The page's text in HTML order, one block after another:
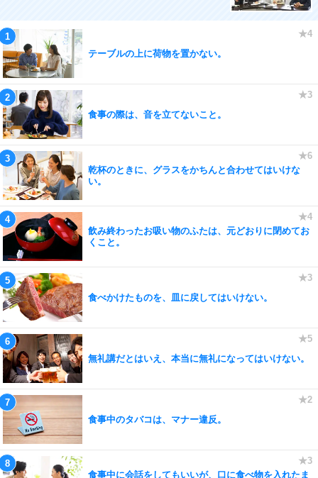
テーブルの上に荷物を置かない。
食事の際は、音を立てないこと。
乾杯のときに、グラスをかちんと合わせてはいけな
い。
飲み終わったお吸い物のふたは、元どおりに閉めてお
くこと。
食べかけたものを、皿に戻してはいけない。
無礼講だとはいえ、本当に無礼になってはいけない。
食事中のタバコは、マナー違反。
食事中に会話をしてもいいが、口に食べ物を入れたま